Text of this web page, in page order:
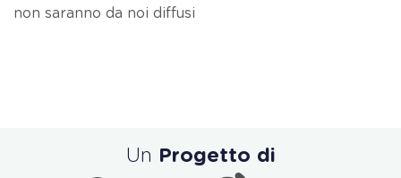
non saranno da noi diffusi
Un Progetto di